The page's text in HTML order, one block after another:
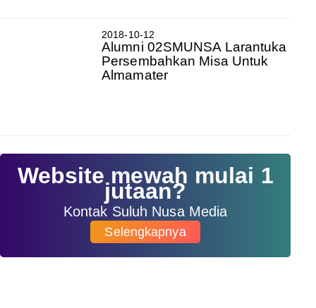
2018-10-12
Alumni 02SMUNSA Larantuka
Persembahkan Misa Untuk
Almamater
Website mewah mulai 1
jutaan?
Kontak Suluh Nusa Media
Selengkapnya